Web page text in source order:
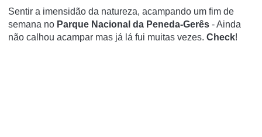
Sentir a imensidão da natureza, acampando um fim de
semana no Parque Nacional da Peneda-Gerês - Ainda
não calhou acampar mas já lá fui muitas vezes. Check!